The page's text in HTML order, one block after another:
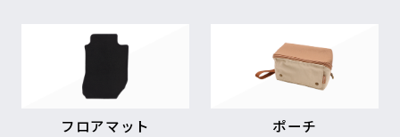
フロアマット ポーチ